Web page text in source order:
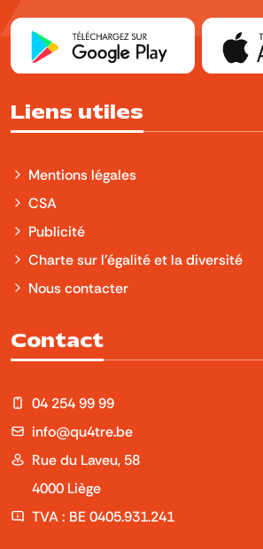
Liens utiles
Mentions légales
CSA
Publicité
Charte sur l'égalité et la diversité
Nous contacter
Contact
04 254 99 99
info@qu4tre.be
Rue du Laveu, 58
4000 Liège
TVA : BE 0405.931.241